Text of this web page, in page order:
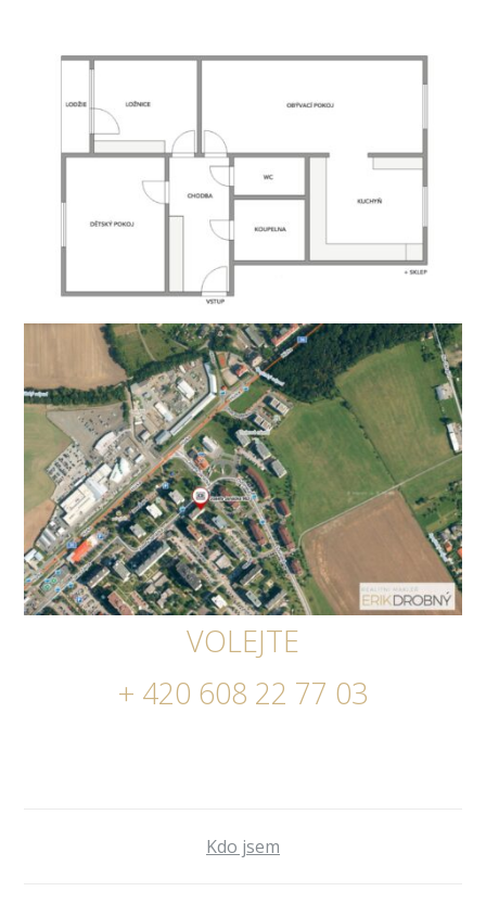
VOLEJTE
+ 420 608 22 77 03
Kdo jsem